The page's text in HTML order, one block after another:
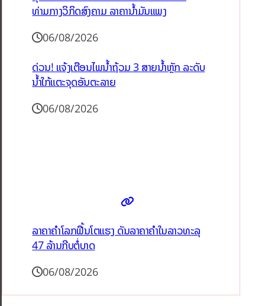
ທ່າມກາງວິກິດສົງຄາມ ລາຄານໍ້າມັນແພງ
06/08/2026
ດ່ວນ! ແຈ້ງເຕືອນໄພນໍ້າຖ້ວມ 3 ສາຍນໍ້າຫຼັກ ລະດັບ
ນໍ້າໃກ້ແຕະຈຸດອັນຕະລາຍ
06/08/2026
ລາຄາຄຳໂລກຟື້ນໂຕແຮງ ດັນລາຄາຄຳໃນລາວທະລຸ
47 ລ້ານກີບຕໍ່ບາດ
06/08/2026